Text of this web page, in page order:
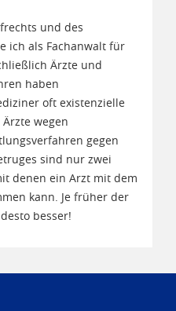
und des
ich als Fachanwalt für
Ärzte und
haben
oft existenzielle
wegen
gegen
sind nur zwei
denen ein Arzt mit dem
kann. Je früher der
besser!